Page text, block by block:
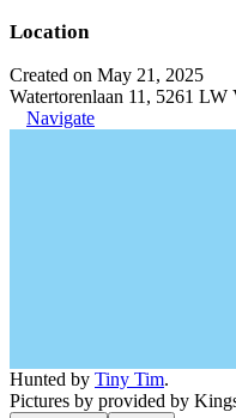
Location
Created on May 21, 2025
Watertorenlaan 11, 5261 LW
Navigate
Hunted by Tiny Tim.
Pictures by provided by